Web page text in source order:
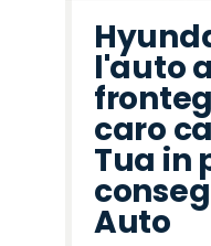
l'auto
caro
Tua in
Auto